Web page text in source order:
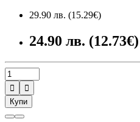
29.90 лв. (15.29€)
24.90 лв. (12.73€)


Купи